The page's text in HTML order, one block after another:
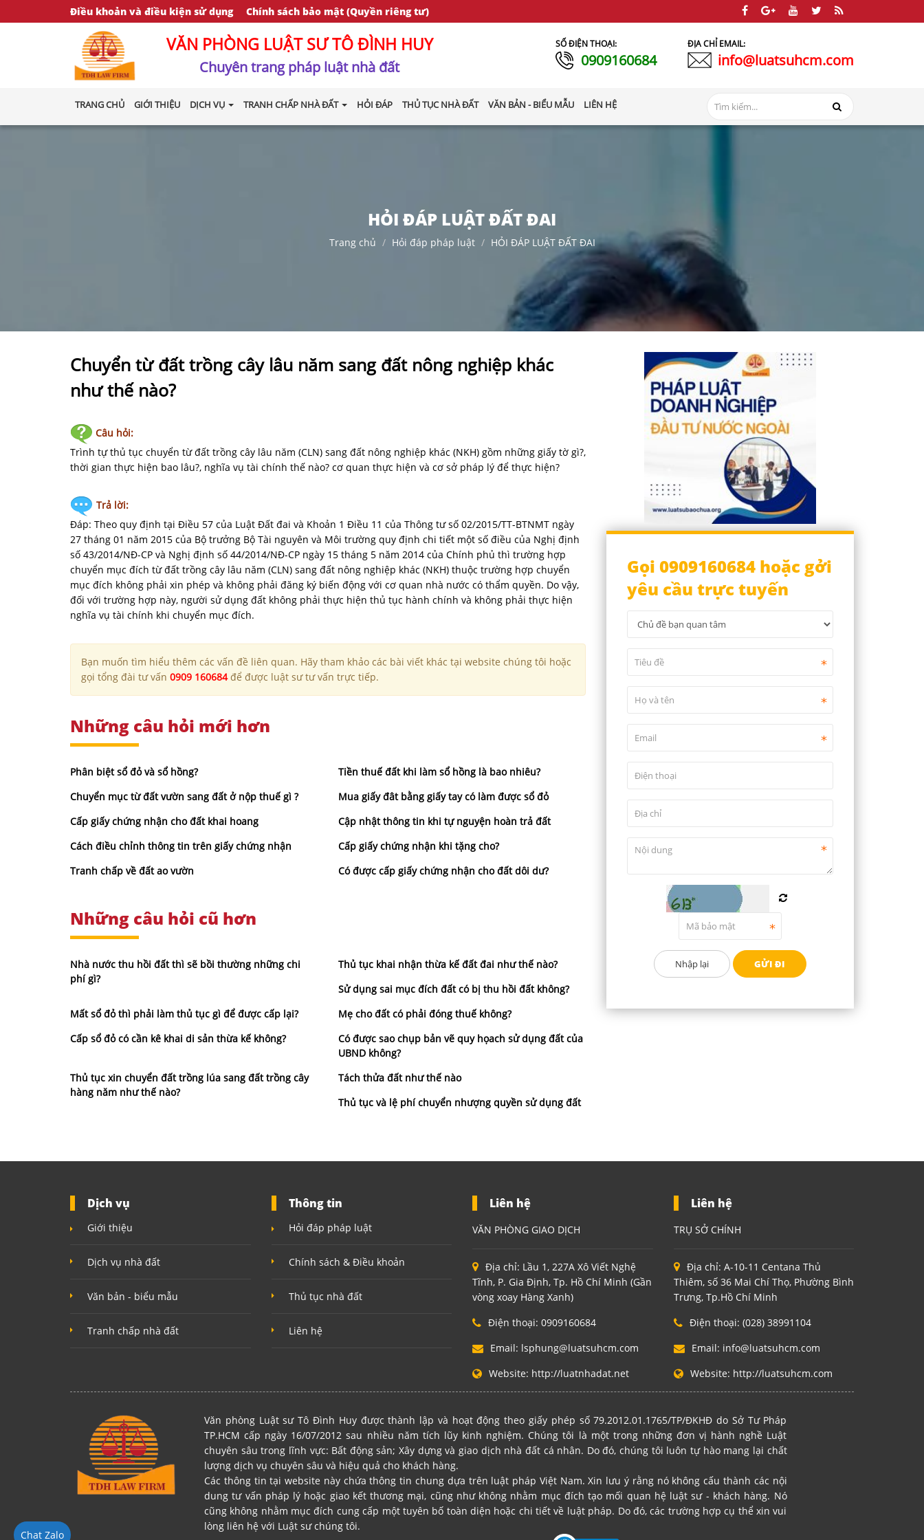
Điều khoản và điều kiện sử dụng Chính sách bảo mật (Quyền riêng tư)
VĂN PHÒNG LUẬT SƯ TÔ ĐÌNH HUY
Chuyên trang pháp luật nhà đất
SỐ ĐIỆN THOẠI:
0909160684
ĐỊA CHỈ EMAIL:
info@luatsuhcm.com
TRANG CHỦ GIỚI THIỆU DỊCH VỤ TRANH CHẤP NHÀ ĐẤT HỎI ĐÁP THỦ TỤC NHÀ ĐẤT VĂN BẢN - BIỂU MẪU LIÊN HỆ
HỎI ĐÁP LUẬT ĐẤT ĐAI
Trang chủ Hỏi đáp pháp luật HỎI ĐÁP LUẬT ĐẤT ĐAI
Chuyển từ đất trồng cây lâu năm sang đất nông nghiệp khác
như thế nào?
Câu hỏi:
Trình tự thủ tục chuyển từ đất trồng cây lâu năm (CLN) sang đất nông nghiệp khác (NKH) gồm những giấy tờ gì?,
thời gian thực hiện bao lâu?, nghĩa vụ tài chính thế nào? cơ quan thực hiện và cơ sở pháp lý để thực hiện?
Trả lời:
Đáp: Theo quy định tại Điều 57 của Luật Đất đai và Khoản 1 Điều 11 của Thông tư số 02/2015/TT-BTNMT ngày
27 tháng 01 năm 2015 của Bộ trưởng Bộ Tài nguyên và Môi trường quy định chi tiết một số điều của Nghị định
số 43/2014/NĐ-CP và Nghị định số 44/2014/NĐ-CP ngày 15 tháng 5 năm 2014 của Chính phủ thì trường hợp
chuyển mục đích từ đất trồng cây lâu năm (CLN) sang đất nông nghiệp khác (NKH) thuộc trường hợp chuyển
mục đích không phải xin phép và không phải đăng ký biến động với cơ quan nhà nước có thẩm quyền. Do vậy,
đối với trường hợp này, người sử dụng đất không phải thực hiện thủ tục hành chính và không phải thực hiện
nghĩa vụ tài chính khi chuyển mục đích.
Bạn muốn tìm hiểu thêm các vấn đề liên quan. Hãy tham khảo các bài viết khác tại website chúng tôi hoặc
gọi tổng đài tư vấn 0909 160684để được luật sư tư vấn trực tiếp.
Những câu hỏi mới hơn
Phân biệt sổ đỏ và sổ hồng?
Tiền thuế đất khi làm sổ hồng là bao nhiêu?
Chuyển mục từ đất vườn sang đất ở nộp thuế gì ?
Mua giấy đât bằng giấy tay có làm được sổ đỏ
Cấp giấy chứng nhận cho đất khai hoang
Cập nhật thông tin khi tự nguyện hoàn trả đất
Cách điều chỉnh thông tin trên giấy chứng nhận
Cấp giấy chứng nhận khi tặng cho?
Tranh chấp về đất ao vườn
Có được cấp giấy chứng nhận cho đất dôi dư?
Những câu hỏi cũ hơn
Nhà nước thu hồi đất thì sẽ bồi thường những chi
phí gì?
Thủ tục khai nhận thừa kế đất đai như thế nào?
Sử dụng sai mục đích đất có bị thu hồi đất không?
Mất sổ đỏ thì phải làm thủ tục gì để được cấp lại?
Mẹ cho đất có phải đóng thuế không?
Cấp sổ đỏ có cần kê khai di sản thừa kế không?
Có được sao chụp bản vẽ quy họach sử dụng đất của
UBND không?
Thủ tục xin chuyển đất trồng lúa sang đất trồng cây
hàng năm như thế nào?
Tách thửa đất như thế nào
Thủ tục và lệ phí chuyển nhượng quyền sử dụng đất
Gọi 0909160684 hoặc gởi
yêu cầu trực tuyến
Dịch vụ
Giới thiệu
Dịch vụ nhà đất
Văn bản - biểu mẫu
Tranh chấp nhà đất
Thông tin
Hỏi đáp pháp luật
Chính sách & Điều khoản
Thủ tục nhà đất
Liên hệ
Liên hệ
VĂN PHÒNG GIAO DỊCH
Địa chỉ: Lầu 1, 227A Xô Viết Nghệ
Tĩnh, P. Gia Định, Tp. Hồ Chí Minh (Gần
vòng xoay Hàng Xanh)
Điện thoại: 0909160684
Email: lsphung@luatsuhcm.com
Website: http://luatnhadat.net
Liên hệ
TRỤ SỞ CHÍNH
Địa chỉ: A-10-11 Centana Thủ
Thiêm, số 36 Mai Chí Thọ, Phường Bình
Trưng, Tp.Hồ Chí Minh
Điện thoại: (028) 38991104
Email: info@luatsuhcm.com
Website: http://luatsuhcm.com
Văn phòng Luật sư Tô Đình Huy được thành lập và hoạt động theo giấy phép số 79.2012.01.1765/TP/ĐKHĐ do Sở Tư Pháp
TP.HCM cấp ngày 16/07/2012 sau nhiều năm tích lũy kinh nghiệm. Chúng tôi là một trong những đơn vị hành nghề Luật
chuyên sâu trong lĩnh vực: Bất động sản; Xây dựng và giao dịch nhà đất cá nhân. Do đó, chúng tôi luôn tự hào mang lại chất
lượng dịch vụ chuyên sâu và hiệu quả cho khách hàng.
Các thông tin tại website này chứa thông tin chung dựa trên luật pháp Việt Nam. Xin lưu ý rằng nó không cấu thành các nội
dung tư vấn pháp lý hoặc giao kết thương mại, cũng như không nhằm mục đích tạo mối quan hệ luật sư - khách hàng. Nó
cũng không nhằm mục đích cung cấp một tuyên bố toàn diện hoặc chi tiết về luật pháp. Do đó, các trường hợp cụ thể xin vui
lòng liên hệ với Luật sư chúng tôi.
Chat Zalo